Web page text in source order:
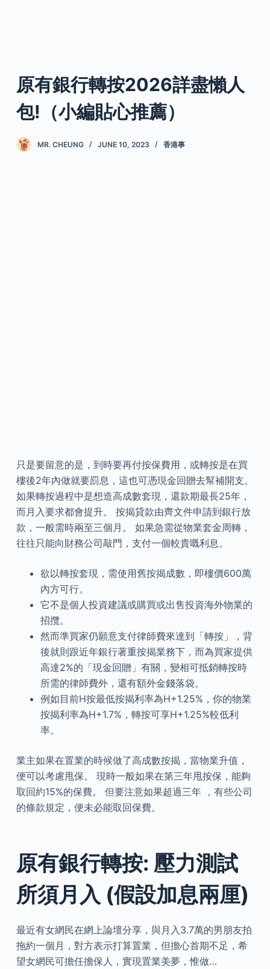
原有銀行轉按2026詳盡懶人
包!（小編貼心推薦）
MR. CHEUNG JUNE 10, 2023 香港事
只是要留意的是，到時要再付按保費用，或轉按是在買
樓後2年內做就要罰息，這也可憑現金回贈去幫補開支。
如果轉按過程中是想造高成數套現，還款期最長25年，
而月入要求都會提升。 按揭貸款由齊文件申請到銀行放
款，一般需時兩至三個月。 如果急需從物業套金周轉，
往往只能向財務公司敲門，支付一個較貴嘅利息。
欲以轉按套現，需使用舊按揭成數，即樓價600萬
內方可行。
它不是個人投資建議或購買或出售投資海外物業的
招攬。
然而準買家仍願意支付律師費來達到「轉按」，背
後就則跟近年銀行著重按揭業務下，而為買家提供
高達2%的「現金回贈」有關，變相可抵銷轉按時
所需的律師費外，還有額外金錢落袋。
例如目前H按最低按揭利率為H+1.25%，你的物業
按揭利率為H+1.7%，轉按可享H+1.25%較低利
率。
業主如果在置業的時候做了高成數按揭，當物業升值，
便可以考慮甩保。 現時一般如果在第三年甩按保，能夠
取回約15%的保費。 但要注意如果超過三年 ，有些公司
的條款規定，便未必能取回保費。
原有銀行轉按: 壓力測試
所須月入 (假設加息兩厘)
最近有女網民在網上論壇分享，與月入3.7萬的男朋友拍
拖約一個月，對方表示打算置業，但擔心首期不足，希
望女網民可擔任擔保人，實現置業美夢，惟做…